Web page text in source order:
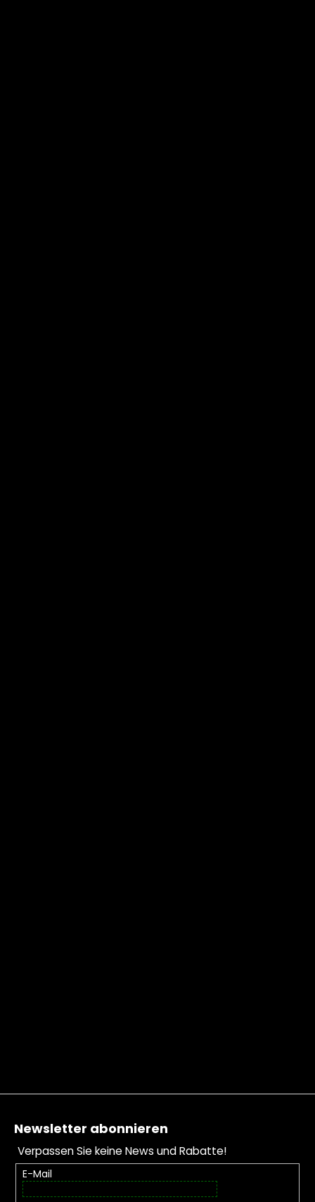
Fußzeile
Newsletter abonnieren
Verpassen Sie keine News und Rabatte!
E-Mail